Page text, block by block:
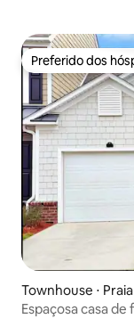
Preferido dos
Preferido dos
Townhouse ⋅
Espaçosa casa